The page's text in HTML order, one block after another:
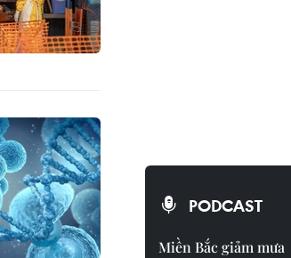
PODCAST
Miền Bắc giảm mưa